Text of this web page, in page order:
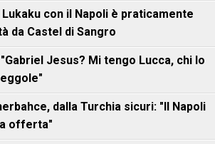
con il Napoli è praticamente
da Castel di Sangro
Jesus? Mi tengo Lucca, chi lo
dalla Turchia sicuri: "Il Napoli
offerta"